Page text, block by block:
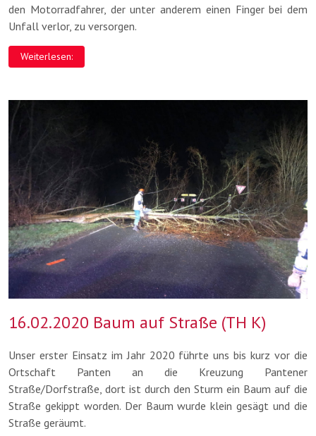
den Motorradfahrer, der unter anderem einen Finger bei dem
Unfall verlor, zu versorgen.
Weiterlesen:
16.02.2020 Baum auf Straße (TH K)
Unser erster Einsatz im Jahr 2020 führte uns bis kurz vor die
Ortschaft Panten an die Kreuzung Pantener
Straße/Dorfstraße, dort ist durch den Sturm ein Baum auf die
Straße gekippt worden. Der Baum wurde klein gesägt und die
Straße geräumt.